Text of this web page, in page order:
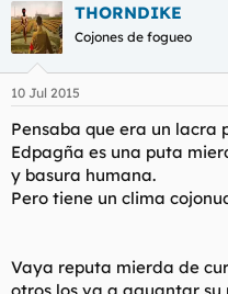
THORNDIKE
Cojones de fogueo
10 Jul 2015
Pensaba que era un lacra
Edpagña es una puta
y basura humana.
Pero tiene un clima
Vaya reputa mierda de